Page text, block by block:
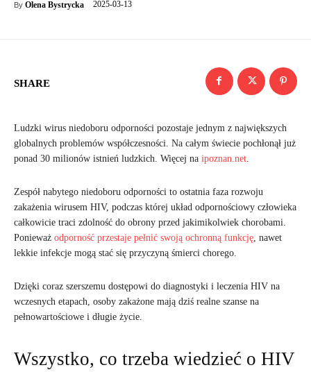
By Olena Bystrycka 2025-03-13
SHARE
Ludzki wirus niedoboru odporności pozostaje jednym z największych
globalnych problemów współczesności. Na całym świecie pochłonął już
ponad 30 milionów istnień ludzkich. Więcej na ipoznan.net
Zespół nabytego niedoboru odporności to ostatnia faza rozwoju
zakażenia wirusem HIV, podczas której układ odpornościowy człowieka
całkowicie traci zdolność do obrony przed jakimikolwiek chorobami.
Ponieważ odporność przestaje pełnić swoją ochronną funkcję , nawet
lekkie infekcje mogą stać się przyczyną śmierci chorego.
Dzięki coraz szerszemu dostępowi do diagnostyki i leczenia HIV na
wczesnych etapach, osoby zakażone mają dziś realne szanse na
pełnowartościowe i długie życie.
Wszystko, co trzeba wiedzieć o HIV